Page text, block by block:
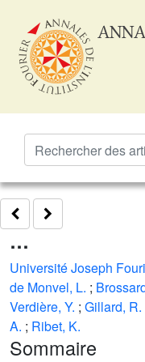
…
Université Joseph
de Monvel, L. ;
Verdière, Y. ; Gillard, R.
A. ; Ribet, K.
Sommaire